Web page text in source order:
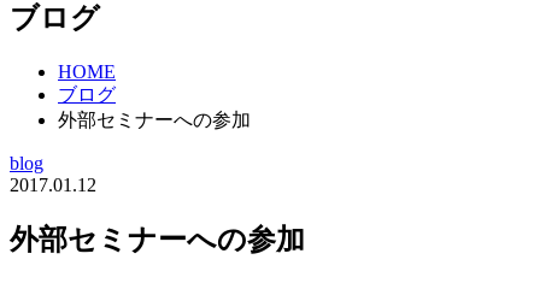
ブログ
HOME
ブログ
外部セミナーへの参加
blog
2017.01.12
外部セミナーへの参加